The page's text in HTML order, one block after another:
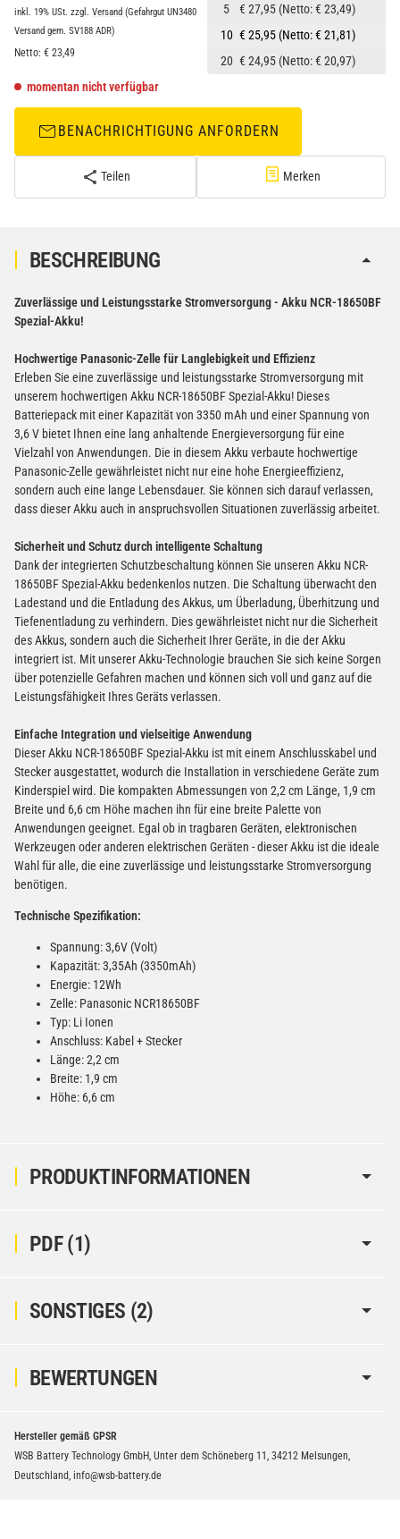
inkl. 19% USt. zzgl. Versand (Gefahrgut UN3480
Versand gem. SV188 ADR)
Netto: € 23,49
5
€ 27,95 (Netto: € 23,49)
10 € 25,95 (Netto: € 21,81)
20 € 24,95 (Netto: € 20,97)
momentan nicht verfügbar
BENACHRICHTIGUNG ANFORDERN
Teilen Merken
PRODUKTINFORMATIONEN
BESCHREIBUNG
Zuverlässige und Leistungsstarke Stromversorgung - Akku NCR-18650BF
Spezial-Akku!
Hochwertige Panasonic-Zelle für Langlebigkeit und Effizienz
Erleben Sie eine zuverlässige und leistungsstarke Stromversorgung mit
unserem hochwertigen Akku NCR-18650BF Spezial-Akku! Dieses
Batteriepack mit einer Kapazität von 3350 mAh und einer Spannung von
3,6 V bietet Ihnen eine lang anhaltende Energieversorgung für eine
Vielzahl von Anwendungen. Die in diesem Akku verbaute hochwertige
Panasonic-Zelle gewährleistet nicht nur eine hohe Energieeffizienz,
sondern auch eine lange Lebensdauer. Sie können sich darauf verlassen,
dass dieser Akku auch in anspruchsvollen Situationen zuverlässig arbeitet.
Sicherheit und Schutz durch intelligente Schaltung
Dank der integrierten Schutzbeschaltung können Sie unseren Akku NCR-
18650BF Spezial-Akku bedenkenlos nutzen. Die Schaltung überwacht den
Ladestand und die Entladung des Akkus, um Überladung, Überhitzung und
Tiefenentladung zu verhindern. Dies gewährleistet nicht nur die Sicherheit
des Akkus, sondern auch die Sicherheit Ihrer Geräte, in die der Akku
integriert ist. Mit unserer Akku-Technologie brauchen Sie sich keine Sorgen
über potenzielle Gefahren machen und können sich voll und ganz auf die
Leistungsfähigkeit Ihres Geräts verlassen.
Einfache Integration und vielseitige Anwendung
Dieser Akku NCR-18650BF Spezial-Akku ist mit einem Anschlusskabel und
Stecker ausgestattet, wodurch die Installation in verschiedene Geräte zum
Kinderspiel wird. Die kompakten Abmessungen von 2,2 cm Länge, 1,9 cm
Breite und 6,6 cm Höhe machen ihn für eine breite Palette von
Anwendungen geeignet. Egal ob in tragbaren Geräten, elektronischen
Werkzeugen oder anderen elektrischen Geräten - dieser Akku ist die ideale
Wahl für alle, die eine zuverlässige und leistungsstarke Stromversorgung
benötigen.
Technische Spezifikation:
Spannung: 3,6V (Volt)
Kapazität: 3,35Ah (3350mAh)
Energie: 12Wh
Zelle: Panasonic NCR18650BF
Typ: Li Ionen
Anschluss: Kabel + Stecker
Länge: 2,2 cm
Breite: 1,9 cm
Höhe: 6,6 cm
PDF (1)
SONSTIGES (2)
BEWERTUNGEN
Hersteller gemäß GPSR
WSB Battery Technology GmbH, Unter dem Schöneberg 11, 34212 Melsungen,
Deutschland, info@wsb-battery.de